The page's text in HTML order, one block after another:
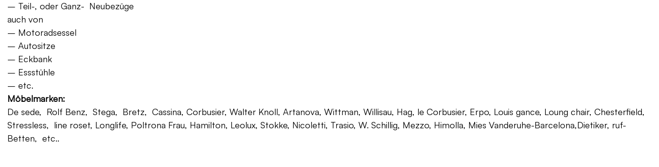
– Teil-, oder Ganz- Neubezüge
auch von
– Motoradsessel
– Autositze
– Eckbank
– Essstühle
– etc.
Möbelmarken:
De sede, Rolf Benz, Stega, Bretz, Cassina, Corbusier, Walter Knoll, Artanova, Wittman, Willisau, Hag, le Corbusier, Erpo, Louis gance, Loung chair, Chesterfield,
Stressless, line roset, Longlife, Poltrona Frau, Hamilton, Leolux, Stokke, Nicoletti, Trasio, W. Schillig, Mezzo, Himolla, Mies Vanderuhe-Barcelona,Dietiker, ruf-
Betten, etc..